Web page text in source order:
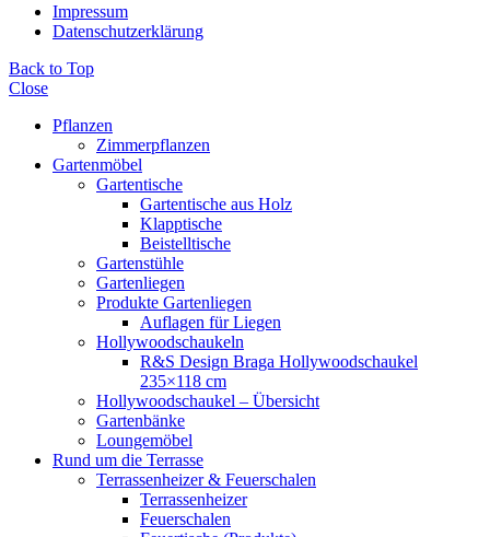
Impressum
Datenschutzerklärung
Back to Top
Close
Pflanzen
Zimmerpflanzen
Gartenmöbel
Gartentische
Gartentische aus Holz
Klapptische
Beistelltische
Gartenstühle
Gartenliegen
Produkte Gartenliegen
Auflagen für Liegen
Hollywoodschaukeln
R&S Design Braga Hollywoodschaukel
235×118 cm
Hollywoodschaukel – Übersicht
Gartenbänke
Loungemöbel
Rund um die Terrasse
Terrassenheizer & Feuerschalen
Terrassenheizer
Feuerschalen